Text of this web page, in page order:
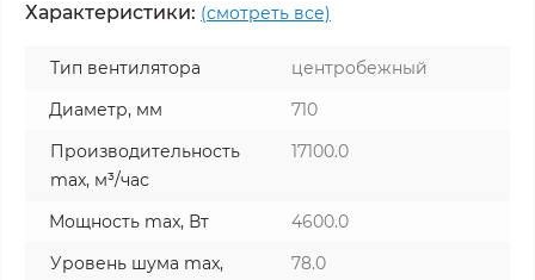
Характеристики: (смотреть все)
Тип вентилятора
центробежный
Диаметр, мм
710
Производительность
max, м³/час
17100.0
Мощность max, Вт
4600.0
Уровень шума max,
78.0